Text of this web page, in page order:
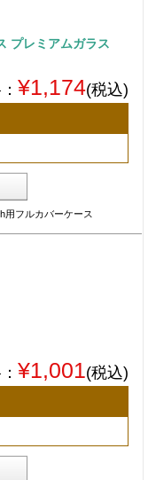
プレミアムガラス
¥1,174(税込)
用フルカバーケース
¥1,001(税込)